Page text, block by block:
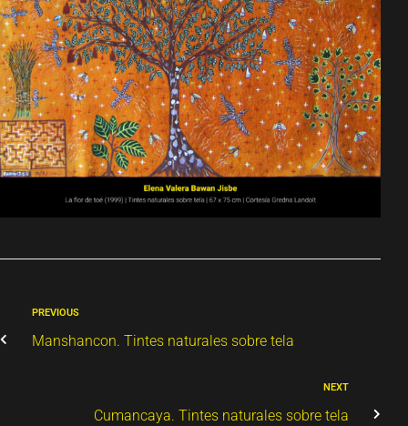
PREVIOUS
Manshancon. Tintes naturales sobre tela
NEXT
Cumancaya. Tintes naturales sobre tela